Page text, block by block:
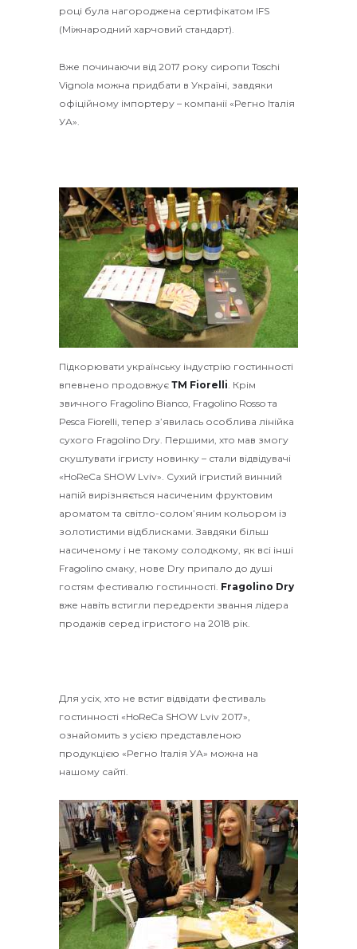
році була нагороджена сертифікатом IFS
(Міжнародний харчовий стандарт).
Вже починаючи від 2017 року сиропи Toschi
Vignola можна придбати в Україні, завдяки
офіційному імпортеру – компанії «Регно Італія
УА».
Підкорювати українську індустрію гостинності
впевнено продовжує ТМ Fiorelli . Крім
звичного Fragolino Bianco, Fragolino Rosso та
Pesca Fiorelli, тепер з’явилась особлива лінійка
сухого Fragolino Dry. Першими, хто мав змогу
скуштувати ігристу новинку – стали відвідувачі
«HoReCa SHOW Lviv». Сухий ігристий винний
напій вирізняється насиченим фруктовим
ароматом та світло-солом’яним кольором із
золотистими відблисками. Завдяки більш
насиченому і не такому солодкому, як всі інші
Fragolino смаку, нове Dry припало до душі
гостям фестивалю гостинності. Fragolino Dry
вже навіть встигли передректи звання лідера
продажів серед ігристого на 2018 рік.
Для усіх, хто не встиг відвідати фестиваль
гостинності «HoReCa SHOW Lviv 2017»,
ознайомить з усією представленою
продукцією «Регно Італія УА» можна на
нашому сайті.